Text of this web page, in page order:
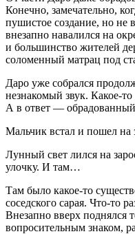
Конечно, замечательно,
пушистое создание, но
внезапно навалился на
и большинство жителей
соломенный матрац под
Даро уже собрался
незнакомый звук. Какое-
А в ответ —
Мальчик встал и пошел на
Лунный свет лился на
улочку. И там…
Там было какое-то
соседского сарая. Что-то
Внезапно вверх поднялся
вопросительным знаком,